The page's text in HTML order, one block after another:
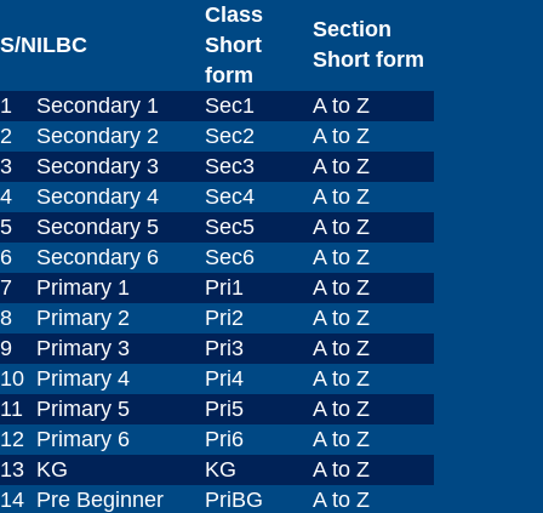
S/NILBC
Class
Short
form
Section
Short form
1
Secondary 1 Sec1
A to Z
2
Secondary 2 Sec2
A to Z
3
Secondary 3 Sec3
A to Z
4
Secondary 4 Sec4
A to Z
5
Secondary 5 Sec5
A to Z
6
Secondary 6 Sec6
A to Z
7
Primary 1 Pri1
A to Z
8
Primary 2 Pri2
A to Z
9
Primary 3 Pri3
A to Z
10 Primary 4 Pri4
A to Z
11
Primary 5 Pri5
A to Z
12 Primary 6 Pri6
A to Z
13 KG KG
A to Z
14 Pre Beginner PriBG
A to Z